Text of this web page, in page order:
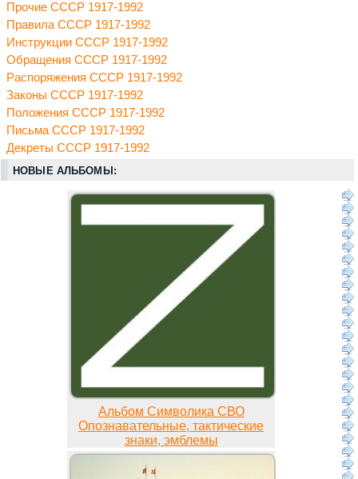
Прочие СССР 1917-1992
Правила СССР 1917-1992
Инструкции СССР 1917-1992
Обращения СССР 1917-1992
Распоряжения СССР 1917-1992
Законы СССР 1917-1992
Положения СССР 1917-1992
Письма СССР 1917-1992
Декреты СССР 1917-1992
НОВЫЕ АЛЬБОМЫ:
Альбом Символика СВО
Опознавательные, тактические
знаки, эмблемы